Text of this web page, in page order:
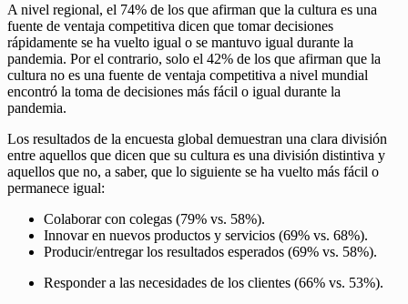
A nivel regional, el 74% de los que afirman que la cultura es una
fuente de ventaja competitiva dicen que tomar decisiones
rápidamente se ha vuelto igual o se mantuvo igual durante la
pandemia. Por el contrario, solo el 42% de los que afirman que la
cultura no es una fuente de ventaja competitiva a nivel mundial
encontró la toma de decisiones más fácil o igual durante la
pandemia.
Los resultados de la encuesta global demuestran una clara división
entre aquellos que dicen que su cultura es una división distintiva y
aquellos que no, a saber, que lo siguiente se ha vuelto más fácil o
permanece igual:
Colaborar con colegas (79% vs. 58%).
Innovar en nuevos productos y servicios (69% vs. 68%).
Producir/entregar los resultados esperados (69% vs. 58%).
Responder a las necesidades de los clientes (66% vs. 53%).